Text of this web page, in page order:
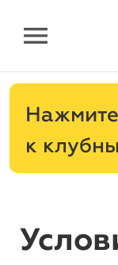
menu
Нажмите
к